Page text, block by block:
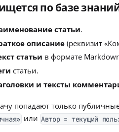
по базе
статьи.
описание(реквизит
статьи в формате
статьи.
и тексты
попадают только
или Автор = текущий